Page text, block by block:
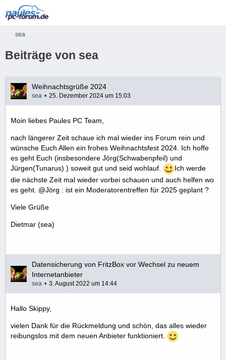
sea
Beiträge von sea
Weihnachtsgrüße 2024
sea 25. Dezember 2024 um 15:03
Moin liebes Paules PC Team,
nach längerer Zeit schaue ich mal wieder ins Forum rein und
wünsche Euch Allen ein frohes Weihnachtsfest 2024. Ich hoffe
es geht Euch (insbesondere Jörg(Schwabenpfeil) und
Jürgen(Tunarus) ) soweit gut und seid wohlauf.
Ich werde
die nächste Zeit mal wieder vorbei schauen und auch helfen wo
es geht. @Jörg : ist ein Moderatorentreffen für 2025 geplant ?
Viele Grüße
Dietmar (sea)
Datensicherung von FritzBox vor Wechsel zu neuem
Internetanbieter
sea 3. August 2022 um 14:44
Hallo Skippy,
vielen Dank für die Rückmeldung und schön, das alles wieder
reibungslos mit dem neuen Anbieter funktioniert.